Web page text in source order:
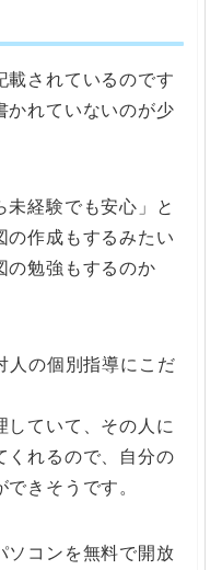
載されているのです
かれていないのが少
経験でも安心」と
の作成もするみたい
の勉強もするのか
人の個別指導にこだ
していて、その人に
くれるので、自分の
きそうです。
ソコンを無料で開放